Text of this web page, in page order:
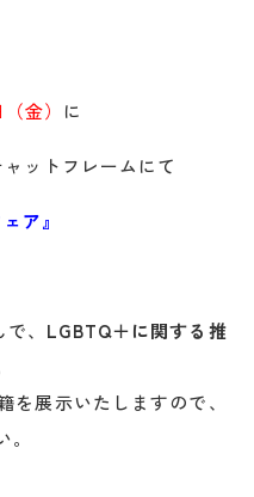
金） に
ットフレームにて
ア』
、 LGBTQ＋に関する推
展示いたしますので、